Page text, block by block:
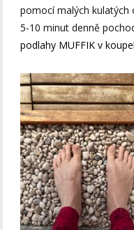
pomocí malých kulatých
5-10 minut denně
podlahy MUFFIK v